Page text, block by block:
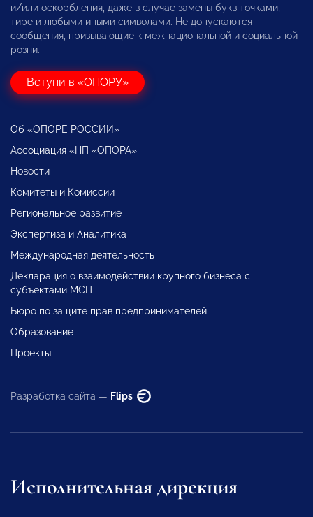
и/или оскорбления, даже в случае замены букв точками,
тире и любыми иными символами. Не допускаются
сообщения, призывающие к межнациональной и социальной
розни.
Вступи в «ОПОРУ»
Об «ОПОРЕ РОССИИ»
Ассоциация «НП «ОПОРА»
Новости
Комитеты и Комиссии
Региональное развитие
Экспертиза и Аналитика
Международная деятельность
Декларация о взаимодействии крупного бизнеса с
субъектами МСП
Бюро по защите прав предпринимателей
Образование
Проекты
Разработка сайта — Flips
Исполнительная дирекция